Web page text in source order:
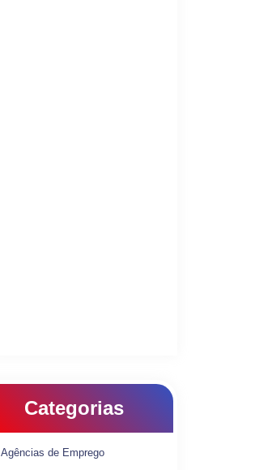
Categorias
Agências de Emprego